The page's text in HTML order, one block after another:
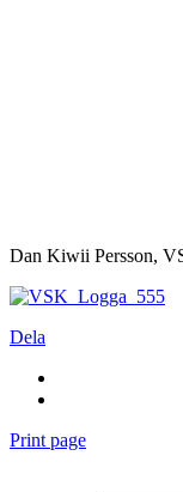
Dan Kiwii Persson,
Dela
Print page